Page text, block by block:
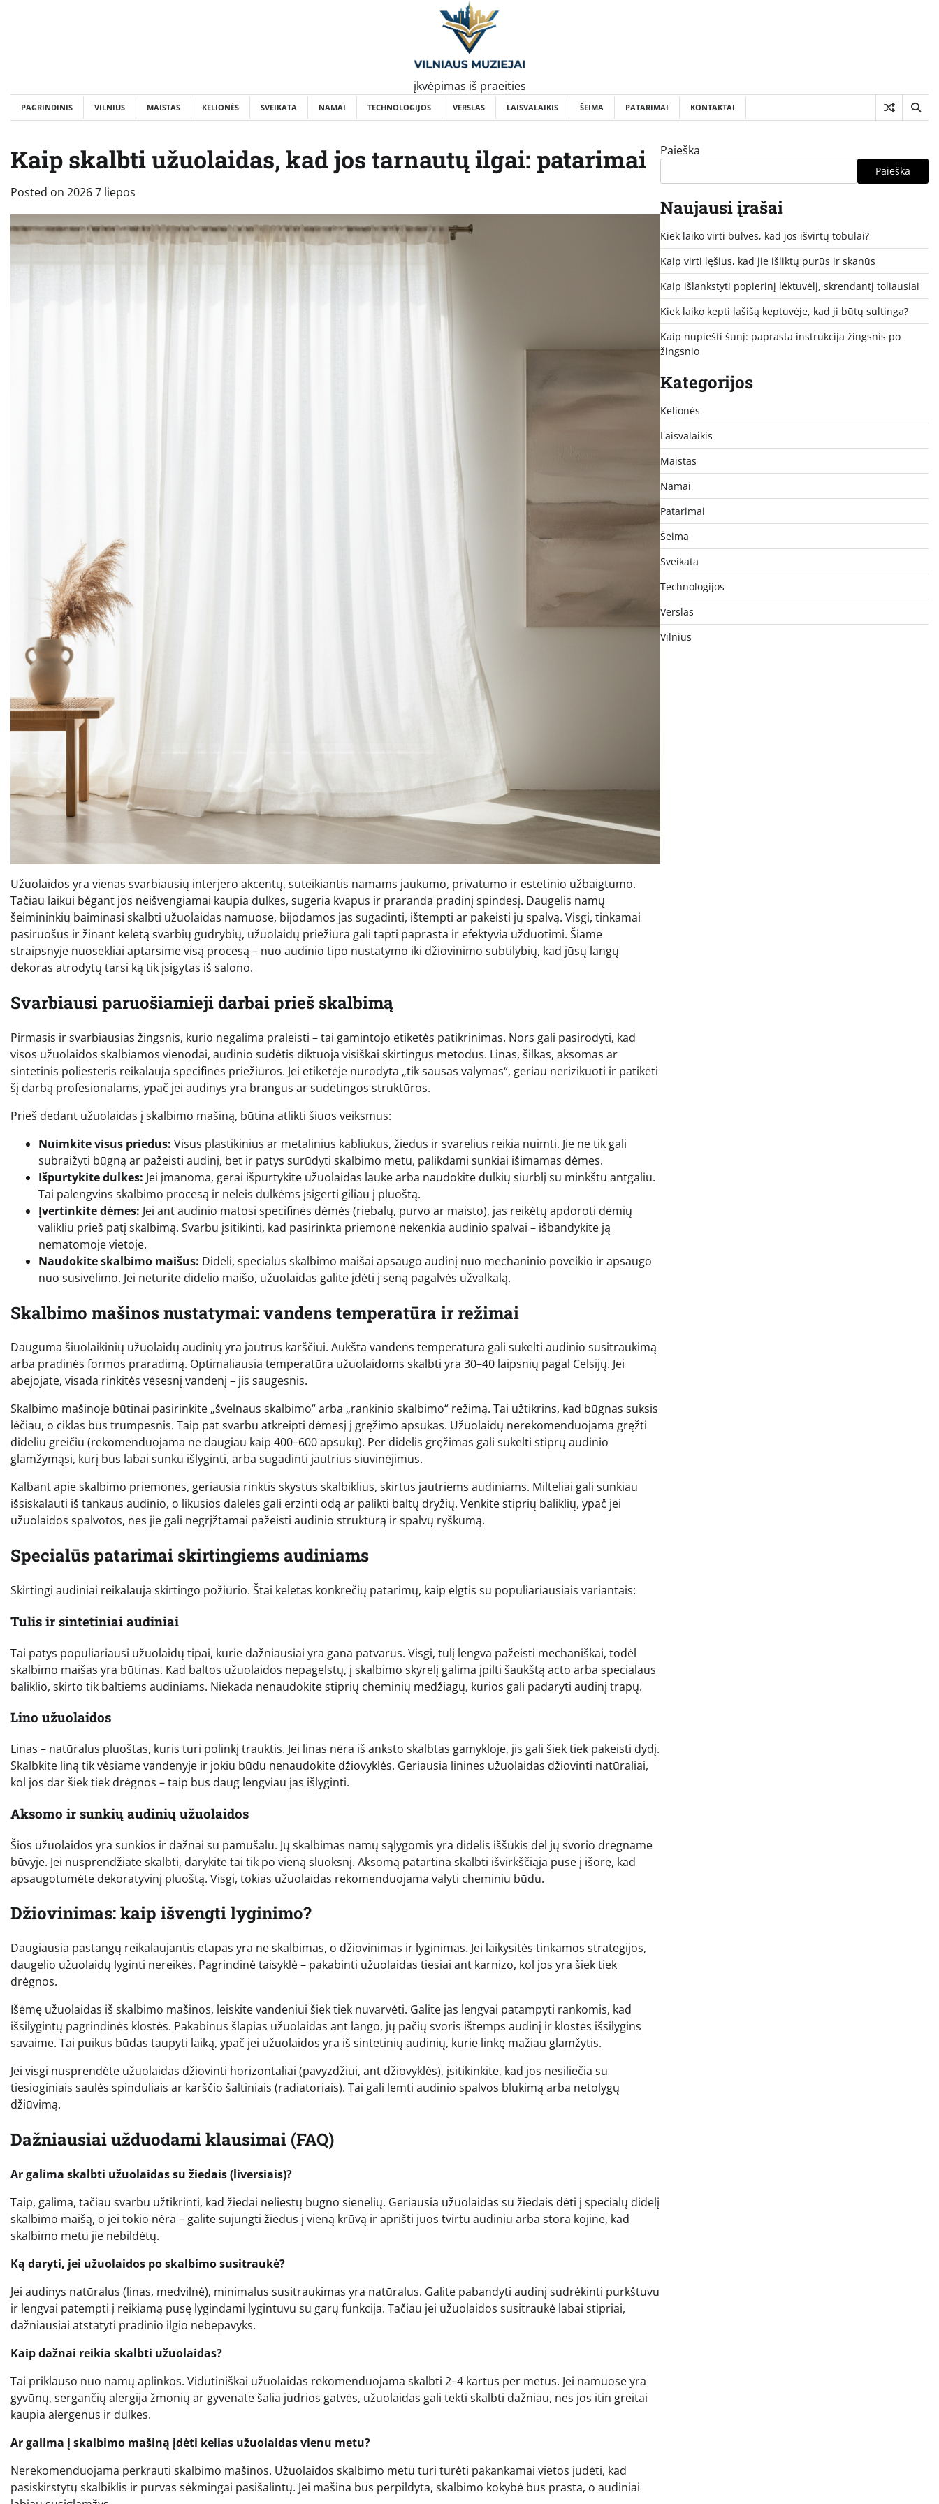
įkvėpimas iš praeities
PAGRINDINIS VILNIUS MAISTAS KELIONĖS SVEIKATA NAMAI TECHNOLOGIJOS VERSLAS LAISVALAIKIS ŠEIMA PATARIMAI KONTAKTAI
Kaip skalbti užuolaidas, kad jos tarnautų ilgai: patarimai
Posted on 2026 7 liepos
Užuolaidos yra vienas svarbiausių interjero akcentų, suteikiantis namams jaukumo, privatumo ir estetinio užbaigtumo.
Tačiau laikui bėgant jos neišvengiamai kaupia dulkes, sugeria kvapus ir praranda pradinį spindesį. Daugelis namų
šeimininkių baiminasi skalbti užuolaidas namuose, bijodamos jas sugadinti, ištempti ar pakeisti jų spalvą. Visgi, tinkamai
pasiruošus ir žinant keletą svarbių gudrybių, užuolaidų priežiūra gali tapti paprasta ir efektyvia užduotimi. Šiame
straipsnyje nuosekliai aptarsime visą procesą – nuo audinio tipo nustatymo iki džiovinimo subtilybių, kad jūsų langų
dekoras atrodytų tarsi ką tik įsigytas iš salono.
Svarbiausi paruošiamieji darbai prieš skalbimą
Pirmasis ir svarbiausias žingsnis, kurio negalima praleisti – tai gamintojo etiketės patikrinimas. Nors gali pasirodyti, kad
visos užuolaidos skalbiamos vienodai, audinio sudėtis diktuoja visiškai skirtingus metodus. Linas, šilkas, aksomas ar
sintetinis poliesteris reikalauja specifinės priežiūros. Jei etiketėje nurodyta „tik sausas valymas“, geriau nerizikuoti ir patikėti
šį darbą profesionalams, ypač jei audinys yra brangus ar sudėtingos struktūros.
Prieš dedant užuolaidas į skalbimo mašiną, būtina atlikti šiuos veiksmus:
Nuimkite visus priedus: Visus plastikinius ar metalinius kabliukus, žiedus ir svarelius reikia nuimti. Jie ne tik gali
subraižyti būgną ar pažeisti audinį, bet ir patys surūdyti skalbimo metu, palikdami sunkiai išimamas dėmes.
Išpurtykite dulkes: Jei įmanoma, gerai išpurtykite užuolaidas lauke arba naudokite dulkių siurblį su minkštu antgaliu.
Tai palengvins skalbimo procesą ir neleis dulkėms įsigerti giliau į pluoštą.
Įvertinkite dėmes: Jei ant audinio matosi specifinės dėmės (riebalų, purvo ar maisto), jas reikėtų apdoroti dėmių
valikliu prieš patį skalbimą. Svarbu įsitikinti, kad pasirinkta priemonė nekenkia audinio spalvai – išbandykite ją
nematomoje vietoje.
Naudokite skalbimo maišus: Dideli, specialūs skalbimo maišai apsaugo audinį nuo mechaninio poveikio ir apsaugo
nuo susivėlimo. Jei neturite didelio maišo, užuolaidas galite įdėti į seną pagalvės užvalkalą.
Skalbimo mašinos nustatymai: vandens temperatūra ir režimai
Dauguma šiuolaikinių užuolaidų audinių yra jautrūs karščiui. Aukšta vandens temperatūra gali sukelti audinio susitraukimą
arba pradinės formos praradimą. Optimaliausia temperatūra užuolaidoms skalbti yra 30–40 laipsnių pagal Celsijų. Jei
abejojate, visada rinkitės vėsesnį vandenį – jis saugesnis.
Skalbimo mašinoje būtinai pasirinkite „švelnaus skalbimo“ arba „rankinio skalbimo“ režimą. Tai užtikrins, kad būgnas suksis
lėčiau, o ciklas bus trumpesnis. Taip pat svarbu atkreipti dėmesį į gręžimo apsukas. Užuolaidų nerekomenduojama gręžti
dideliu greičiu (rekomenduojama ne daugiau kaip 400–600 apsukų). Per didelis gręžimas gali sukelti stiprų audinio
glamžymąsi, kurį bus labai sunku išlyginti, arba sugadinti jautrius siuvinėjimus.
Kalbant apie skalbimo priemones, geriausia rinktis skystus skalbiklius, skirtus jautriems audiniams. Milteliai gali sunkiau
išsiskalauti iš tankaus audinio, o likusios dalelės gali erzinti odą ar palikti baltų dryžių. Venkite stiprių baliklių, ypač jei
užuolaidos spalvotos, nes jie gali negrįžtamai pažeisti audinio struktūrą ir spalvų ryškumą.
Specialūs patarimai skirtingiems audiniams
Skirtingi audiniai reikalauja skirtingo požiūrio. Štai keletas konkrečių patarimų, kaip elgtis su populiariausiais variantais:
Tulis ir sintetiniai audiniai
Tai patys populiariausi užuolaidų tipai, kurie dažniausiai yra gana patvarūs. Visgi, tulį lengva pažeisti mechaniškai, todėl
skalbimo maišas yra būtinas. Kad baltos užuolaidos nepagelstų, į skalbimo skyrelį galima įpilti šaukštą acto arba specialaus
baliklio, skirto tik baltiems audiniams. Niekada nenaudokite stiprių cheminių medžiagų, kurios gali padaryti audinį trapų.
Lino užuolaidos
Linas – natūralus pluoštas, kuris turi polinkį trauktis. Jei linas nėra iš anksto skalbtas gamykloje, jis gali šiek tiek pakeisti dydį.
Skalbkite liną tik vėsiame vandenyje ir jokiu būdu nenaudokite džiovyklės. Geriausia linines užuolaidas džiovinti natūraliai,
kol jos dar šiek tiek drėgnos – taip bus daug lengviau jas išlyginti.
Aksomo ir sunkių audinių užuolaidos
Šios užuolaidos yra sunkios ir dažnai su pamušalu. Jų skalbimas namų sąlygomis yra didelis iššūkis dėl jų svorio drėgname
būvyje. Jei nusprendžiate skalbti, darykite tai tik po vieną sluoksnį. Aksomą patartina skalbti išvirkščiąja puse į išorę, kad
apsaugotumėte dekoratyvinį pluoštą. Visgi, tokias užuolaidas rekomenduojama valyti cheminiu būdu.
Džiovinimas: kaip išvengti lyginimo?
Daugiausia pastangų reikalaujantis etapas yra ne skalbimas, o džiovinimas ir lyginimas. Jei laikysitės tinkamos strategijos,
daugelio užuolaidų lyginti nereikės. Pagrindinė taisyklė – pakabinti užuolaidas tiesiai ant karnizo, kol jos yra šiek tiek
drėgnos.
Išėmę užuolaidas iš skalbimo mašinos, leiskite vandeniui šiek tiek nuvarvėti. Galite jas lengvai patampyti rankomis, kad
išsilygintų pagrindinės klostės. Pakabinus šlapias užuolaidas ant lango, jų pačių svoris ištemps audinį ir klostės išsilygins
savaime. Tai puikus būdas taupyti laiką, ypač jei užuolaidos yra iš sintetinių audinių, kurie linkę mažiau glamžytis.
Jei visgi nusprendėte užuolaidas džiovinti horizontaliai (pavyzdžiui, ant džiovyklės), įsitikinkite, kad jos nesiliečia su
tiesioginiais saulės spinduliais ar karščio šaltiniais (radiatoriais). Tai gali lemti audinio spalvos blukimą arba netolygų
džiūvimą.
Dažniausiai užduodami klausimai (FAQ)
Ar galima skalbti užuolaidas su žiedais (liversiais)?
Taip, galima, tačiau svarbu užtikrinti, kad žiedai neliestų būgno sienelių. Geriausia užuolaidas su žiedais dėti į specialų didelį
skalbimo maišą, o jei tokio nėra – galite sujungti žiedus į vieną krūvą ir aprišti juos tvirtu audiniu arba stora kojine, kad
skalbimo metu jie nebildėtų.
Ką daryti, jei užuolaidos po skalbimo susitraukė?
Jei audinys natūralus (linas, medvilnė), minimalus susitraukimas yra natūralus. Galite pabandyti audinį sudrėkinti purkštuvu
ir lengvai patempti į reikiamą pusę lygindami lygintuvu su garų funkcija. Tačiau jei užuolaidos susitraukė labai stipriai,
dažniausiai atstatyti pradinio ilgio nebepavyks.
Kaip dažnai reikia skalbti užuolaidas?
Tai priklauso nuo namų aplinkos. Vidutiniškai užuolaidas rekomenduojama skalbti 2–4 kartus per metus. Jei namuose yra
gyvūnų, sergančių alergija žmonių ar gyvenate šalia judrios gatvės, užuolaidas gali tekti skalbti dažniau, nes jos itin greitai
kaupia alergenus ir dulkes.
Ar galima į skalbimo mašiną įdėti kelias užuolaidas vienu metu?
Nerekomenduojama perkrauti skalbimo mašinos. Užuolaidos skalbimo metu turi turėti pakankamai vietos judėti, kad
pasiskirstytų skalbiklis ir purvas sėkmingai pasišalintų. Jei mašina bus perpildyta, skalbimo kokybė bus prasta, o audiniai
Paieška
Paieška
Naujausi įrašai
Kiek laiko virti bulves, kad jos išvirtų tobulai?
Kaip virti lęšius, kad jie išliktų purūs ir skanūs
Kaip išlankstyti popierinį lėktuvėlį, skrendantį toliausiai
Kiek laiko kepti lašišą keptuvėje, kad ji būtų sultinga?
Kaip nupiešti šunį: paprasta instrukcija žingsnis po
žingsnio
Kategorijos
Kelionės
Laisvalaikis
Maistas
Namai
Patarimai
Šeima
Sveikata
Technologijos
Verslas
Vilnius